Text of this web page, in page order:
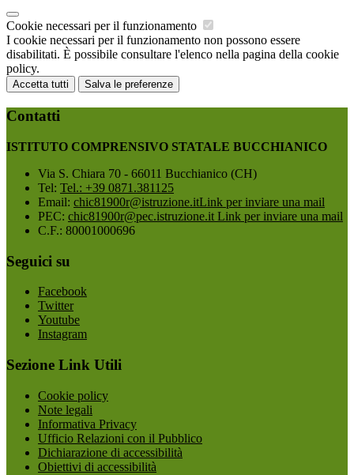
Cookie necessari per il funzionamento
I cookie necessari per il funzionamento non possono essere
disabilitati. È possibile consultare l'elenco nella pagina della cookie
policy.
Accetta tutti Salva le preferenze
Contatti
ISTITUTO COMPRENSIVO STATALE BUCCHIANICO
Via S. Chiara 70 - 66011 Bucchianico (CH)
Tel: Tel.: +39 0871.381125
Email: chic81900r@istruzione.itLink per inviare una mail
PEC: chic81900r@pec.istruzione.it Link per inviare una mail
C.F.: 80001000696
Seguici su
Facebook
Twitter
Youtube
Instagram
Sezione Link Utili
Cookie policy
Note legali
Informativa Privacy
Ufficio Relazioni con il Pubblico
Dichiarazione di accessibilità
Obiettivi di accessibilità